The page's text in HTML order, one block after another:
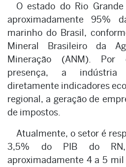
O estado do Rio
aproximadamente 95%
marinho do Brasil,
Mineral Brasileiro da
Mineração (ANM). Por
presença, a indústria
diretamente indicadores
regional, a geração de
de impostos.
Atualmente, o setor é
3,5% do PIB do
aproximadamente 4 a 5